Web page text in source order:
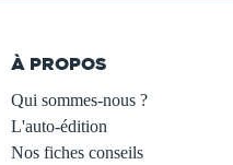
À PROPOS
Qui sommes-nous ?
L'auto-édition
Nos fiches conseils